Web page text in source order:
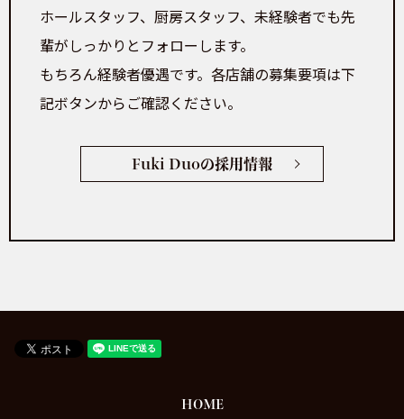
ホールスタッフ、厨房スタッフ、未経験者でも先
輩がしっかりとフォローします。
もちろん経験者優遇です。各店舗の募集要項は下
記ボタンからご確認ください。
Fuki Duoの採用情報
HOME